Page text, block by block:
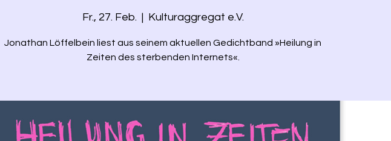
Fr., 27. Feb. Kulturaggregat e.V.
Jonathan Löffelbein liest aus seinem aktuellen Gedichtband »Heilung in
Zeiten des sterbenden Internets«.